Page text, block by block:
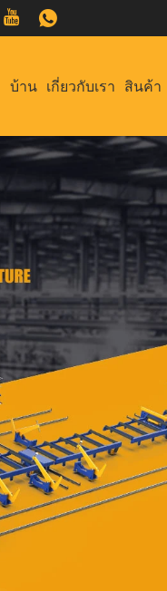
บ้าน เกี่ยวกับเรา สินค้า